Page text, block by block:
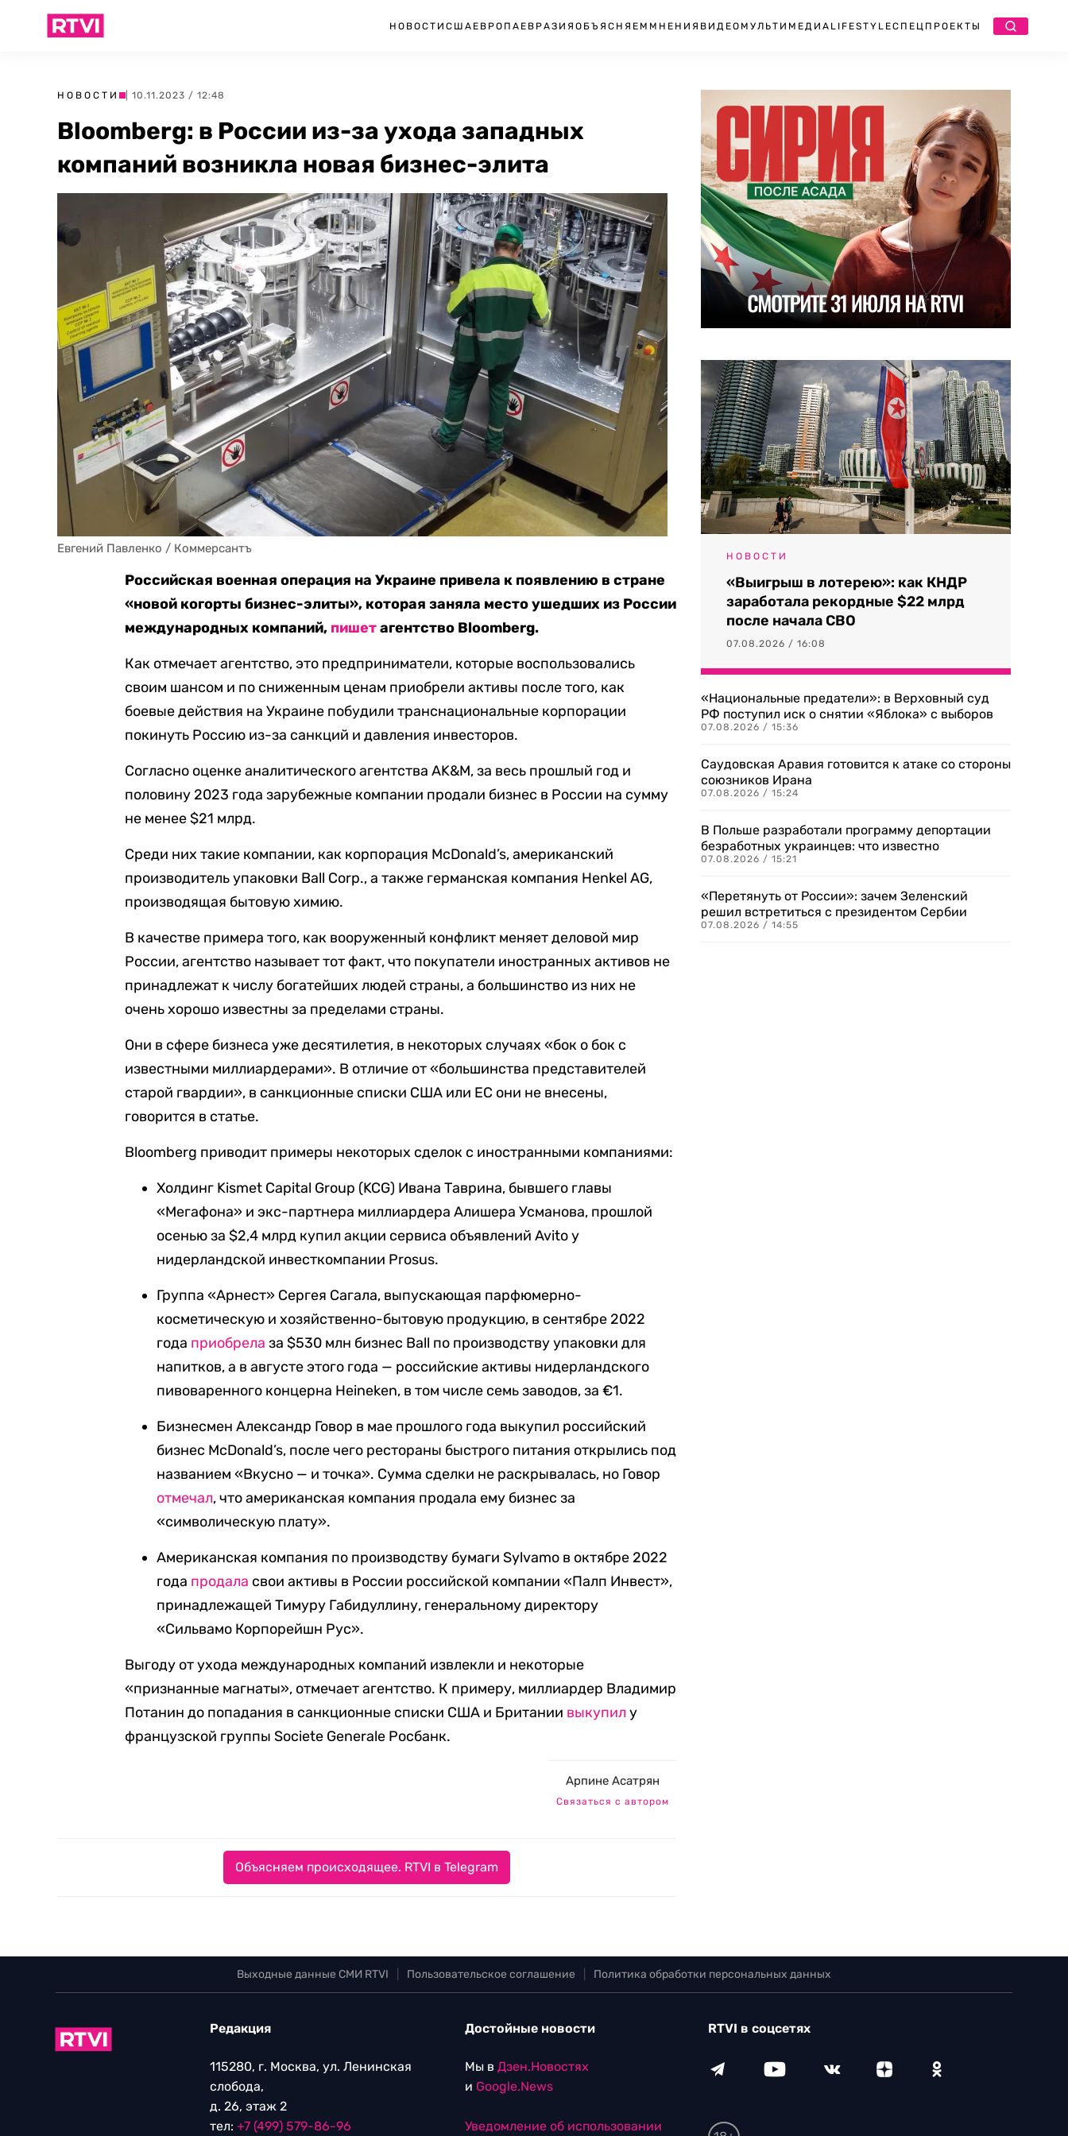
НОВОСТИ США ЕВРОПА ЕВРАЗИЯ ОБЪЯСНЯЕМ МНЕНИЯ ВИДЕО МУЛЬТИМЕДИА LIFESTYLEСПЕЦПРОЕКТЫ
НОВОСТИ | 10.11.2023 / 12:48
Bloomberg: в России из-за ухода западных
компаний возникла новая бизнес-элита
Евгений Павленко / Коммерсантъ
Российская военная операция на Украине привела к появлению в стране
«новой когорты бизнес-элиты», которая заняла место ушедших из России
международных компаний, пишетагентство Bloomberg.
Как отмечает агентство, это предприниматели, которые воспользовались
своим шансом и по сниженным ценам приобрели активы после того, как
боевые действия на Украине побудили транснациональные корпорации
покинуть Россию из-за санкций и давления инвесторов.
Согласно оценке аналитического агентства AK&M, за весь прошлый год и
половину 2023 года зарубежные компании продали бизнес в России на сумму
не менее $21 млрд.
Среди них такие компании, как корпорация McDonald’s, американский
производитель упаковки Ball Corp., а также германская компания Henkel AG,
производящая бытовую химию.
В качестве примера того, как вооруженный конфликт меняет деловой мир
России, агентство называет тот факт, что покупатели иностранных активов не
принадлежат к числу богатейших людей страны, а большинство из них не
очень хорошо известны за пределами страны.
Они в сфере бизнеса уже десятилетия, в некоторых случаях «бок о бок с
известными миллиардерами». В отличие от «большинства представителей
старой гвардии», в санкционные списки США или ЕС они не внесены,
говорится в статье.
Bloomberg приводит примеры некоторых сделок с иностранными компаниями:
Холдинг Kismet Capital Group (KCG) Ивана Таврина, бывшего главы
«Мегафона» и экс-партнера миллиардера Алишера Усманова, прошлой
осенью за $2,4 млрд купил акции сервиса объявлений Avito у
нидерландской инвесткомпании Prosus.
Группа «Арнест» Сергея Сагала, выпускающая парфюмерно-
косметическую и хозяйственно-бытовую продукцию, в сентябре 2022
года приобрела за $530 млн бизнес Ball по производству упаковки для
напитков, а в августе этого года — российские активы нидерландского
пивоваренного концерна Heineken, в том числе семь заводов, за €1.
Бизнесмен Александр Говор в мае прошлого года выкупил российский
бизнес McDonald’s, после чего рестораны быстрого питания открылись под
названием «Вкусно — и точка». Сумма сделки не раскрывалась, но Говор
отмечал, что американская компания продала ему бизнес за
«символическую плату».
Американская компания по производству бумаги Sylvamo в октябре 2022
года продала свои активы в России российской компании «Палп Инвест»,
принадлежащей Тимуру Габидуллину, генеральному директору
«Сильвамо Корпорейшн Рус».
Выгоду от ухода международных компаний извлекли и некоторые
«признанные магнаты», отмечает агентство. К примеру, миллиардер Владимир
Потанин до попадания в санкционные списки США и Британии выкупил у
французской группы Societe Generale Росбанк.
Арпине Асатрян
Связаться с автором
Объясняем происходящее. RTVI в Telegram
НОВОСТИ
«Выигрыш в лотерею»: как КНДР
заработала рекордные $22 млрд
после начала СВО
07.08.2026 / 16:08
«Национальные предатели»: в Верховный суд
РФ поступил иск о снятии «Яблока» с выборов
07.08.2026 / 15:36
Саудовская Аравия готовится к атаке со стороны
союзников Ирана
07.08.2026 / 15:24
В Польше разработали программу депортации
безработных украинцев: что известно
07.08.2026 / 15:21
«Перетянуть от России»: зачем Зеленский
решил встретиться с президентом Сербии
07.08.2026 / 14:55
Выходные данные СМИ RTVI Пользовательское соглашение Политика обработки персональных данных
Редакция
115280, г. Москва, ул. Ленинская
слобода,
д. 26, этаж 2
тел: +7 (499) 579-86-96
Достойные новости
Мы в Дзен.Новостях
и Google.News
Уведомление об использовании
RTVI в соцсетях